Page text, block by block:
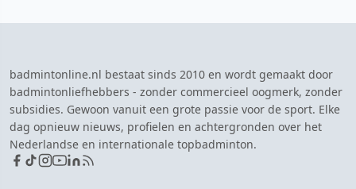
badmintonline.nl bestaat sinds 2010 en wordt gemaakt door
badmintonliefhebbers - zonder commercieel oogmerk, zonder
subsidies. Gewoon vanuit een grote passie voor de sport. Elke
dag opnieuw nieuws, profielen en achtergronden over het
Nederlandse en internationale topbadminton.